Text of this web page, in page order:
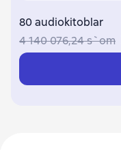
80 audiokitoblar
4 140 076,24 s`om